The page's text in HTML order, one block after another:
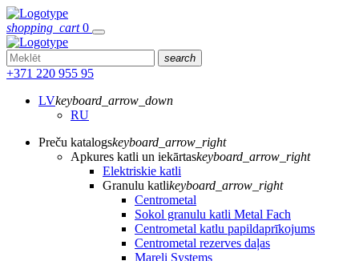
shopping_cart 0
search
+371 220 955 95
LVkeyboard_arrow_down
RU
Preču katalogskeyboard_arrow_right
Apkures katli un iekārtaskeyboard_arrow_right
Elektriskie katli
Granulu katlikeyboard_arrow_right
Centrometal
Sokol granulu katli Metal Fach
Centrometal katlu papildaprīkojums
Centrometal rezerves daļas
Mareli Systems